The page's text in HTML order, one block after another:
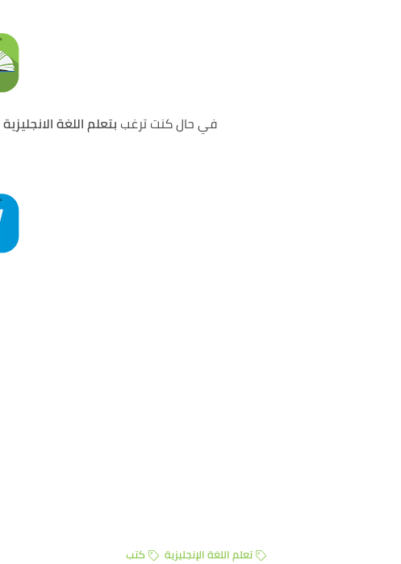
في حال كنت ترغب بتعلم اللغة الانجليزية
تعلم اللغة الإنجليزية كتب